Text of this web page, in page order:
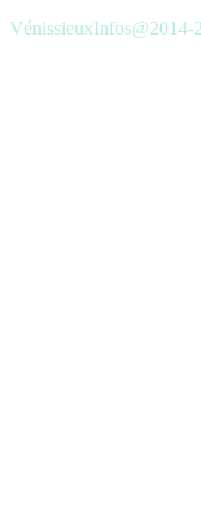
VénissieuxInfos@2014-